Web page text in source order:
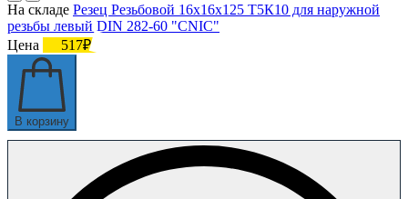
На складе Резец Резьбовой 16х16х125 Т5К10 для наружной
резьбы левый DIN 282-60 "CNIC"
Цена
517₽
В корзину